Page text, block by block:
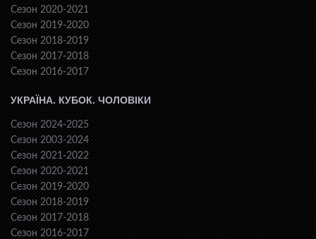
Сезон 2020-2021
Сезон 2019-2020
Сезон 2018-2019
Сезон 2017-2018
Сезон 2016-2017
УКРАЇНА. КУБОК. ЧОЛОВІКИ
Сезон 2024-2025
Сезон 2003-2024
Сезон 2021-2022
Сезон 2020-2021
Сезон 2019-2020
Сезон 2018-2019
Сезон 2017-2018
Сезон 2016-2017